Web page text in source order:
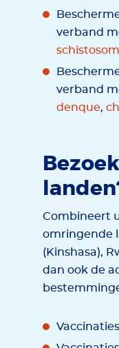
verband
verband
denque,
Combineert
omringende
(Kinshasa),
dan ook de
Vaccinaties